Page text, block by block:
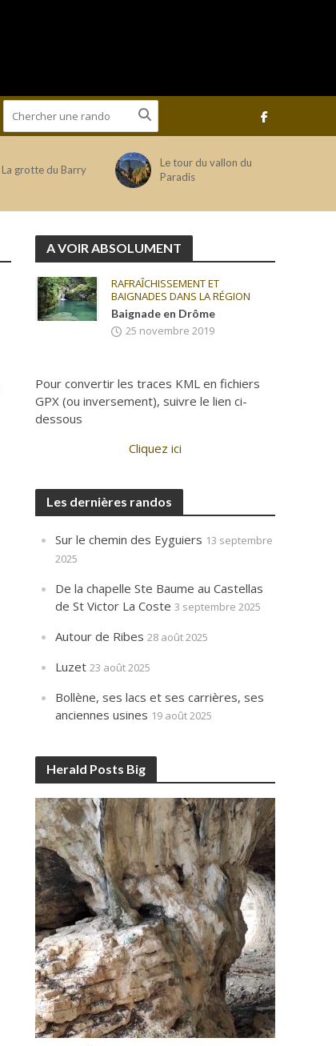
La grotte du Barry
Le tour du vallon du
Paradis
A VOIR ABSOLUMENT
RAFRAÎCHISSEMENT ET
BAIGNADES DANS LA RÉGION
Baignade en Drôme
25 novembre 2019
Pour convertir les traces KML en fichiers
GPX (ou inversement), suivre le lien ci-
dessous
Cliquez ici
Les dernières randos
Sur le chemin des Eyguiers 13 septembre
2025
De la chapelle Ste Baume au Castellas
de St Victor La Coste 3 septembre 2025
Autour de Ribes 28 août 2025
Luzet 23 août 2025
Bollène, ses lacs et ses carrières, ses
anciennes usines 19 août 2025
Herald Posts Big